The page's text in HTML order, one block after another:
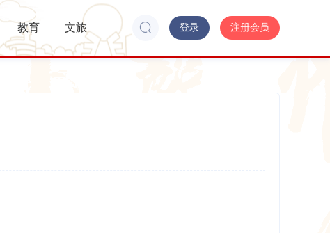
教育 文旅 登录 注册会员